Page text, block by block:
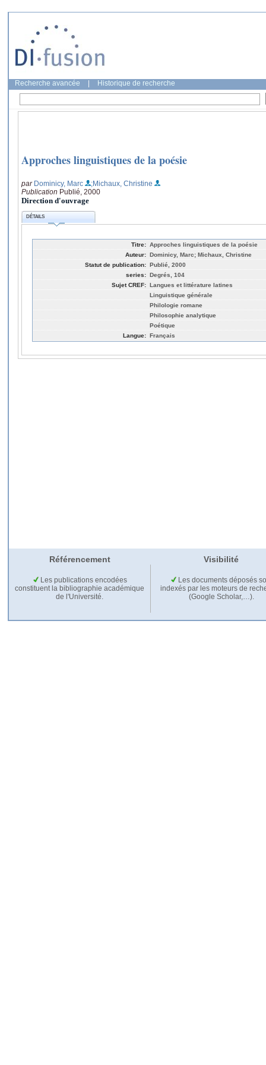
Recherche avancée Historique de recherche
Approches linguistiques de la poésie
par Dominicy, Marc
;Michaux, Christine
Publication Publié, 2000
Direction d'ouvrage
DÉTAILS
Titre: Approches linguistiques de la poésie
Auteur: Dominicy, Marc; Michaux, Christine
Statut de publication: Publié, 2000
series: Degrés, 104
Sujet CREF: Langues et littérature latines
Linguistique générale
Philologie romane
Philosophie analytique
Poétique
Langue: Français
Référencement Visibilité
Les publications encodées
constituent la bibliographie académique
de l'Université.
Les documents déposés
indexés par les moteurs de
(Google Scholar,…).